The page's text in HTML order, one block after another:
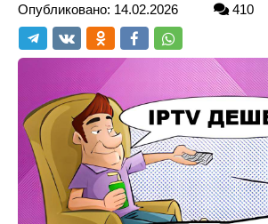
Опубликовано: 14.02.2026 410